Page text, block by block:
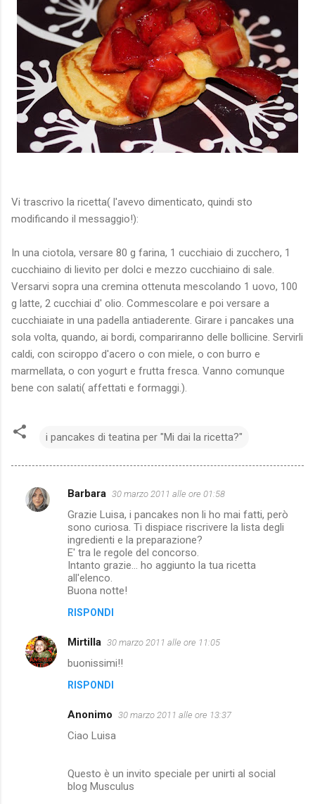
Vi trascrivo la ricetta( l'avevo dimenticato, quindi sto
modificando il messaggio!):
In una ciotola, versare 80 g farina, 1 cucchiaio di zucchero, 1
cucchiaino di lievito per dolci e mezzo cucchiaino di sale.
Versarvi sopra una cremina ottenuta mescolando 1 uovo, 100
g latte, 2 cucchiai d' olio. Commescolare e poi versare a
cucchiaiate in una padella antiaderente. Girare i pancakes una
sola volta, quando, ai bordi, compariranno delle bollicine. Servirli
caldi, con sciroppo d'acero o con miele, o con burro e
marmellata, o con yogurt e frutta fresca. Vanno comunque
bene con salati( affettati e formaggi.).
i pancakes di teatina per "Mi dai la ricetta?"
C
Barbara 30 marzo 2011 alle ore 01:58
Grazie Luisa, i pancakes non li ho mai fatti, però
sono curiosa. Ti dispiace riscrivere la lista degli
ingredienti e la preparazione?
E' tra le regole del concorso.
Intanto grazie... ho aggiunto la tua ricetta
all'elenco.
Buona notte!
RISPONDI
Mirtilla 30 marzo 2011 alle ore 11:05
buonissimi!!
RISPONDI
Anonimo 30 marzo 2011 alle ore 13:37
Ciao Luisa
Questo è un invito speciale per unirti al social
blog Musculus